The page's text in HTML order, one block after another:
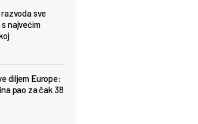
sve
najvećim
diljem Europe:
pao za čak 38